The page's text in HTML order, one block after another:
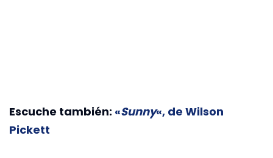
Escuche también: «Sunny«, de Wilson
Pickett